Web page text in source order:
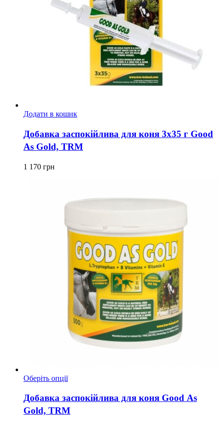
Додати в кошик
Добавка заспокійлива для коня 3х35 г Good
As Gold, TRM
1 170 грн
Оберіть опціїЦей
має
кілька
варіантів.
Добавка заспокійлива для коня Good As
Gold, TRM